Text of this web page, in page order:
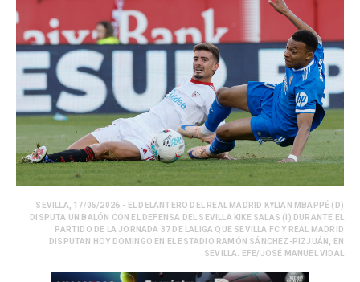
SEVILLA, 17/05/2026.- EL DELANTERO DEL REAL MADRID KYLIAN MBAPPÉ (D)
DISPUTA UN BALÓN CON EL DEFENSA DEL SEVILLA KIKE SALAS (I) DURANTE EL
PARTIDO DE LA JORNADA 37 DE LALIGA QUE SEVILLA FC Y REAL MADRID
DISPUTAN HOY DOMINGO EN EL ESTADIO RAMÓN SÁNCHEZ-PIZJUÁN, EN
SEVILLA. EFE/JOSÉ MANUEL VIDAL